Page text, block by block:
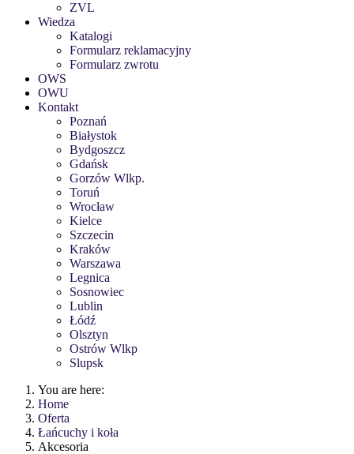
ZVL
Wiedza
Katalogi
Formularz reklamacyjny
Formularz zwrotu
OWS
OWU
Kontakt
Poznań
Białystok
Bydgoszcz
Gdańsk
Gorzów Wlkp.
Toruń
Wrocław
Kielce
Szczecin
Kraków
Warszawa
Legnica
Sosnowiec
Lublin
Łódź
Olsztyn
Ostrów Wlkp
Slupsk
You are here:
Home
Oferta
Łańcuchy i koła
Akcesoria